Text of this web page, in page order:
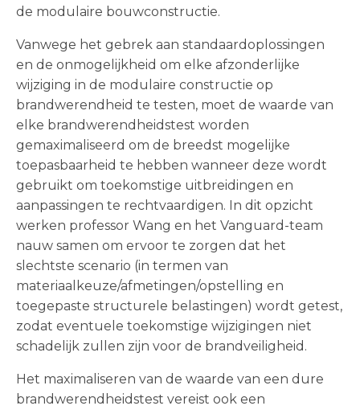
de modulaire bouwconstructie.
Vanwege het gebrek aan standaardoplossingen
en de onmogelijkheid om elke afzonderlijke
wijziging in de modulaire constructie op
brandwerendheid te testen, moet de waarde van
elke brandwerendheidstest worden
gemaximaliseerd om de breedst mogelijke
toepasbaarheid te hebben wanneer deze wordt
gebruikt om toekomstige uitbreidingen en
aanpassingen te rechtvaardigen. In dit opzicht
werken professor Wang en het Vanguard-team
nauw samen om ervoor te zorgen dat het
slechtste scenario (in termen van
materiaalkeuze/afmetingen/opstelling en
toegepaste structurele belastingen) wordt getest,
zodat eventuele toekomstige wijzigingen niet
schadelijk zullen zijn voor de brandveiligheid.
Het maximaliseren van de waarde van een dure
brandwerendheidstest vereist ook een